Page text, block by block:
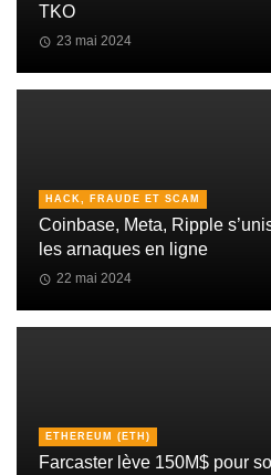
TKO
23 mai 2024
HACK, FRAUDE ET SCAM
Coinbase, Meta, Ripple
les arnaques en ligne
22 mai 2024
ETHEREUM (ETH)
Farcaster lève 150M$ pour